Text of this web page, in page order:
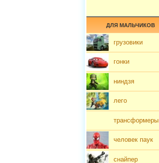
ДЛЯ МАЛЬЧИКОВ
грузовики
гонки
ниндзя
лего
трансформеры
человек паук
снайпер